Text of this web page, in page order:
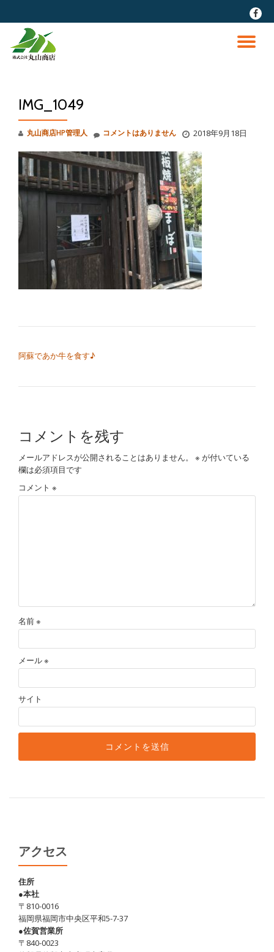
fa-
ナ
IMG_1049
丸山商店HP管理人 2018年9月18日
コメントはありません
阿蘇であか牛を食す♪
コメントを残す
メールアドレスが公開されることはありません。 ※ が付いている
欄は必須項目です
コメント ※
名前※
メール※
サイト
アクセス
住所
●本社
〒810-0016
福岡県福岡市中央区平和5-7-37
●佐賀営業所
〒840-0023